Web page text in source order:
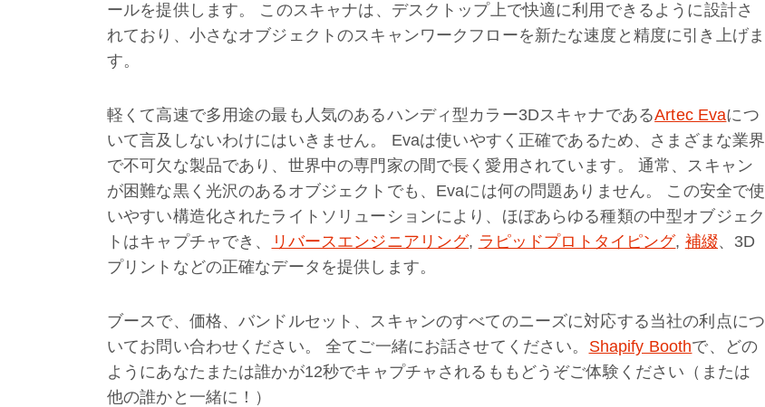
ールを提供します。 このスキャナは、デスクトップ上で快適に利用できるように設計さ
れており、小さなオブジェクトのスキャンワークフローを新たな速度と精度に引き上げま
す。
軽くて高速で多用途の最も人気のあるハンディ型カラー3DスキャナであるArtec Evaにつ
いて言及しないわけにはいきません。 Evaは使いやすく正確であるため、さまざまな業界
で不可欠な製品であり、世界中の専門家の間で長く愛用されています。 通常、スキャン
が困難な黒く光沢のあるオブジェクトでも、Evaには何の問題ありません。 この安全で使
いやすい構造化されたライトソリューションにより、ほぼあらゆる種類の中型オブジェク
トはキャプチャでき、
リバースエンジニアリング, ラピッドプロトタイピング, 補綴、3D
プリントなどの正確なデータを提供します。
ブースで、価格、バンドルセット、スキャンのすべてのニーズに対応する当社の利点につ
いてお問い合わせください。 全てご一緒にお話させてください。 Shapify Boothで、どの
ようにあなたまたは誰かが12秒でキャプチャされるももどうぞご体験ください（または
他の誰かと一緒に！）